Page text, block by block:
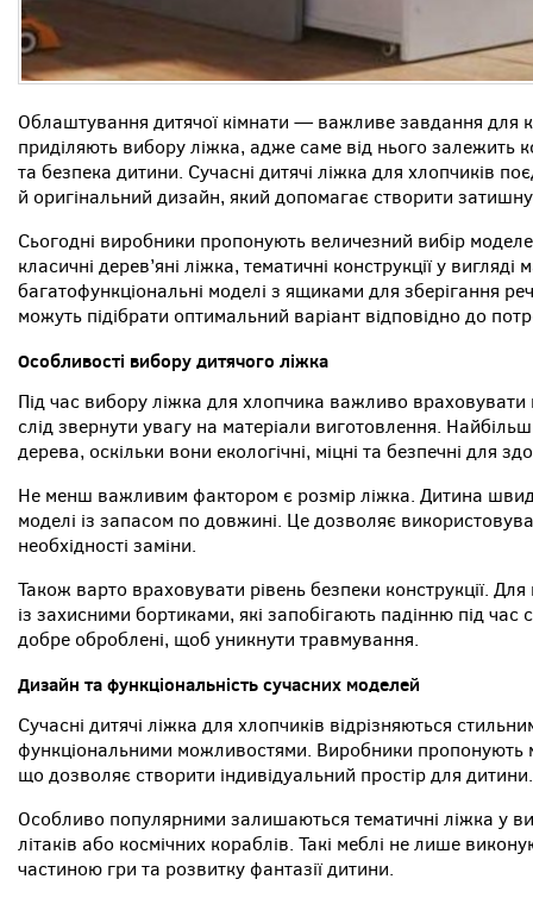
Облаштування дитячої кімнати — важливе завдання для
приділяють вибору ліжка, адже саме від нього залежить
та безпека дитини. Сучасні дитячі ліжка для хлопчиків
й оригінальний дизайн, який допомагає створити
Сьогодні виробники пропонують величезний вибір
класичні дерев’яні ліжка, тематичні конструкції у
багатофункціональні моделі з ящиками для зберігання
можуть підібрати оптимальний варіант відповідно до
Особливості вибору дитячого ліжка
Під час вибору ліжка для хлопчика важливо враховувати
слід звернути увагу на матеріали виготовлення.
дерева, оскільки вони екологічні, міцні та безпечні для
Не менш важливим фактором є розмір ліжка. Дитина
моделі із запасом по довжині. Це дозволяє
необхідності заміни.
Також варто враховувати рівень безпеки конструкції.
із захисними бортиками, які запобігають падінню під час
добре оброблені, щоб уникнути травмування.
Дизайн та функціональність сучасних моделей
Сучасні дитячі ліжка для хлопчиків відрізняються
функціональними можливостями. Виробники пропонують
що дозволяє створити індивідуальний простір для дитини.
Особливо популярними залишаються тематичні ліжка у
літаків або космічних кораблів. Такі меблі не лише
частиною гри та розвитку фантазії дитини.